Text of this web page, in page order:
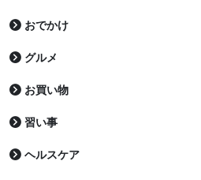
おでかけ
グルメ
お買い物
習い事
ヘルスケア